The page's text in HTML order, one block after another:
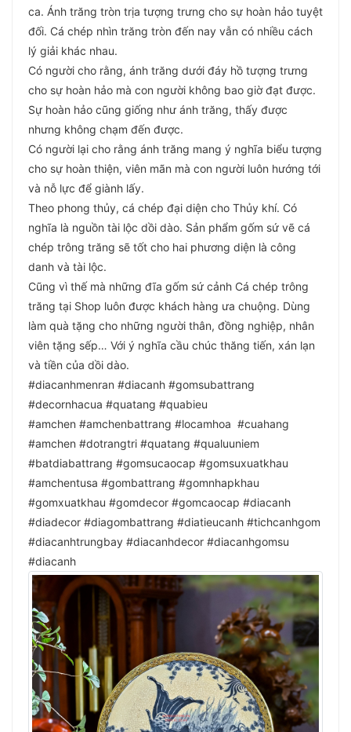
ca. Ánh trăng tròn trịa tượng trưng cho sự hoàn hảo tuyệt
đối. Cá chép nhìn trăng tròn đến nay vẫn có nhiều cách
lý giải khác nhau.
Có người cho rằng, ánh trăng dưới đáy hồ tượng trưng
cho sự hoàn hảo mà con người không bao giờ đạt được.
Sự hoàn hảo cũng giống như ánh trăng, thấy được
nhưng không chạm đến được.
Có người lại cho rằng ánh trăng mang ý nghĩa biểu tượng
cho sự hoàn thiện, viên mãn mà con người luôn hướng tới
và nỗ lực để giành lấy.
Theo phong thủy, cá chép đại diện cho Thủy khí. Có
nghĩa là nguồn tài lộc dồi dào. Sản phẩm gốm sứ vẽ cá
chép trông trăng sẽ tốt cho hai phương diện là công
danh và tài lộc.
Cũng vì thế mà những đĩa gốm sứ cảnh Cá chép trông
trăng tại Shop luôn được khách hàng ưa chuộng. Dùng
làm quà tặng cho những người thân, đồng nghiệp, nhân
viên tặng sếp… Với ý nghĩa cầu chúc thăng tiến, xán lạn
và tiền của dồi dào.
#diacanhmenran #diacanh #gomsubattrang
#decornhacua #quatang #quabieu
#amchen #amchenbattrang #locamhoa #cuahang
#amchen #dotrangtri #quatang #qualuuniem
#batdiabattrang #gomsucaocap #gomsuxuatkhau
#amchentusa #gombattrang #gomnhapkhau
#gomxuatkhau #gomdecor #gomcaocap #diacanh
#diadecor #diagombattrang #diatieucanh #tichcanhgom
#diacanhtrungbay #diacanhdecor #diacanhgomsu
#diacanh